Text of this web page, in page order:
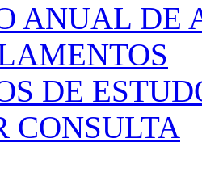
ANUAL DE
DE